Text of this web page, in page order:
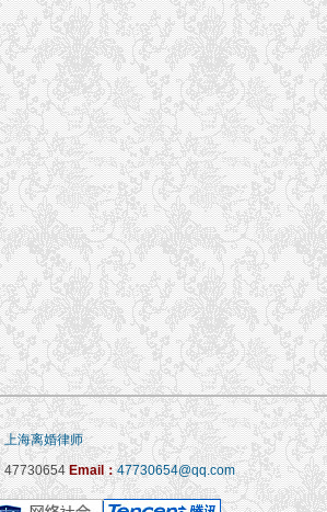
上海离婚律师
47730654Email：47730654@qq.com